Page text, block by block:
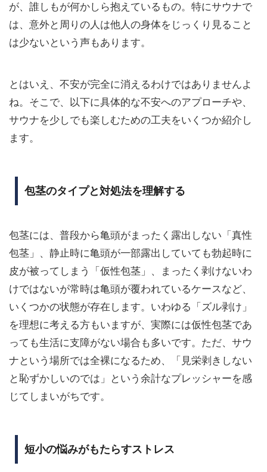
が、誰しもが何かしら抱えているもの。特にサウナで
は、意外と周りの人は他人の身体をじっくり見ること
は少ないという声もあります。
とはいえ、不安が完全に消えるわけではありませんよ
ね。そこで、以下に具体的な不安へのアプローチや、
サウナを少しでも楽しむための工夫をいくつか紹介し
ます。
包茎のタイプと対処法を理解する
包茎には、普段から亀頭がまったく露出しない「真性
包茎」、静止時に亀頭が一部露出していても勃起時に
皮が被ってしまう「仮性包茎」、まったく剥けないわ
けではないが常時は亀頭が覆われているケースなど、
いくつかの状態が存在します。いわゆる「ズル剥け」
を理想に考える方もいますが、実際には仮性包茎であ
っても生活に支障がない場合も多いです。ただ、サウ
ナという場所では全裸になるため、「見栄剥きしない
と恥ずかしいのでは」という余計なプレッシャーを感
じてしまいがちです。
短小の悩みがもたらすストレス